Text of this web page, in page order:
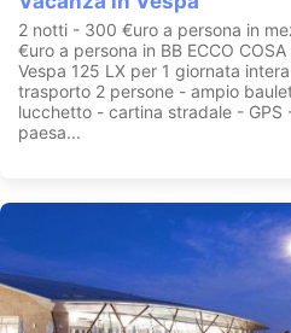
2 notti - 300 €uro a persona in
€uro a persona in BB ECCO
Vespa 125 LX per 1 giornata
trasporto 2 persone - ampio
lucchetto - cartina stradale - GPS
paesa...